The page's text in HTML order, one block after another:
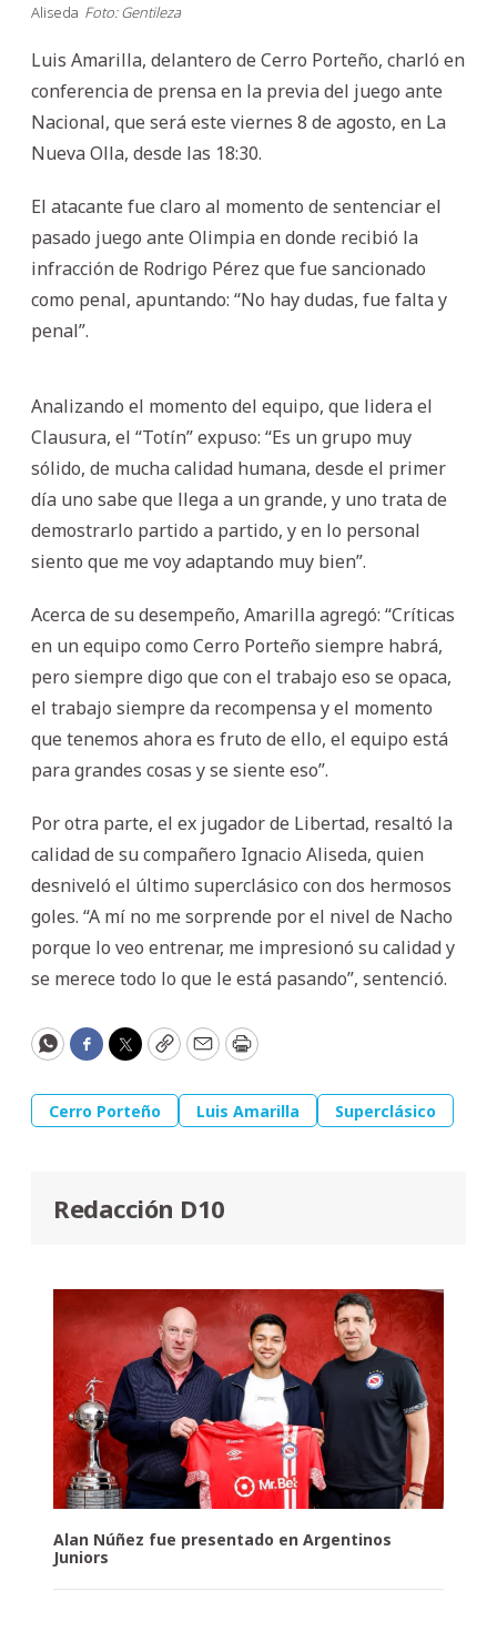
Aliseda Foto: Gentileza
Luis Amarilla, delantero de Cerro Porteño, charló en
conferencia de prensa en la previa del juego ante
Nacional, que será este viernes 8 de agosto, en La
Nueva Olla, desde las 18:30.
El atacante fue claro al momento de sentenciar el
pasado juego ante Olimpia en donde recibió la
infracción de Rodrigo Pérez que fue sancionado
como penal, apuntando: “No hay dudas, fue falta y
penal”.
Analizando el momento del equipo, que lidera el
Clausura, el “Totín” expuso: “Es un grupo muy
sólido, de mucha calidad humana, desde el primer
día uno sabe que llega a un grande, y uno trata de
demostrarlo partido a partido, y en lo personal
siento que me voy adaptando muy bien”.
Acerca de su desempeño, Amarilla agregó: “Críticas
en un equipo como Cerro Porteño siempre habrá,
pero siempre digo que con el trabajo eso se opaca,
el trabajo siempre da recompensa y el momento
que tenemos ahora es fruto de ello, el equipo está
para grandes cosas y se siente eso”.
Por otra parte, el ex jugador de Libertad, resaltó la
calidad de su compañero Ignacio Aliseda, quien
desniveló el último superclásico con dos hermosos
goles. “A mí no me sorprende por el nivel de Nacho
porque lo veo entrenar, me impresionó su calidad y
se merece todo lo que le está pasando”, sentenció.
WhatsApp
Facebook
Twitter
CopyEmailPrint
Cerro Porteño Luis Amarilla Superclásico
Redacción D10
Alan Núñez fue presentado en Argentinos
Juniors